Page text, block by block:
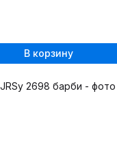
В корзину